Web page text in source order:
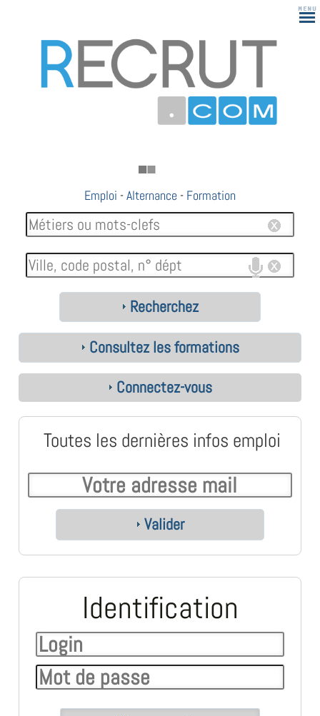
Emploi -Alternance - Formation
Recherchez
Consultez les formations
Connectez-vous
Toutes les dernières infos emploi
Valider
Identification